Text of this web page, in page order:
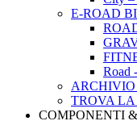
E-ROAD
Road
ARCHIVIO
TROVA
COMPONENTI